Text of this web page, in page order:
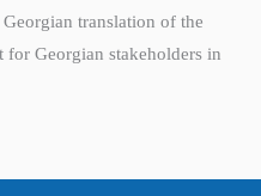
translation of the
for Georgian stakeholders in